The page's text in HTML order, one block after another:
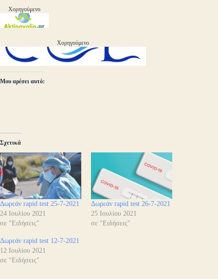
Χορηγούμενο
Χορηγούμενο
Μου αρέσει αυτό:
Σχετικά
Δωρεάν rapid test 25-7-2021
24 Ιουλίου 2021
σε "Ειδήσεις"
Δωρεάν rapid test 26-7-2021
25 Ιουλίου 2021
σε "Ειδήσεις"
Δωρεάν rapid test 12-7-2021
12 Ιουλίου 2021
σε "Ειδήσεις"